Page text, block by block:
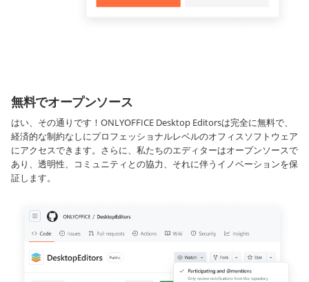
無料でオープンソース
はい、その通りです！ONLYOFFICE Desktop Editorsは完全に無料で、
経済的な制約なしにプロフェッショナルレベルのオフィスソフトウェア
にアクセスできます。さらに、私たちのエディターはオープンソースで
あり、透明性、コミュニティとの協力、それに伴うイノベーションを保
証します。